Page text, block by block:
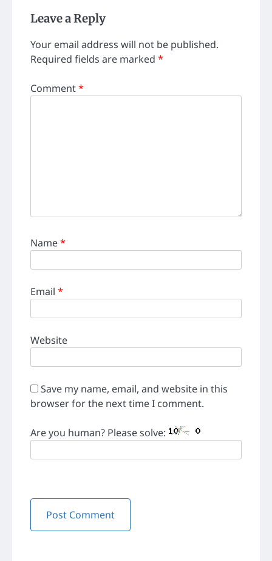
Leave a Reply
Your email address will not be published.
Required fields are marked *
Comment*
Name*
Email *
Website
Save my name, email, and website in this
browser for the next time I comment.
Are you human? Please solve: